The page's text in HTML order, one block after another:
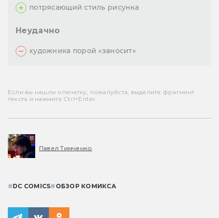
потрясающий стиль рисунка
Неудачно
художника порой «заносит»
Если вы нашли опечатку, пожалуйста, выделите фрагмент
текста и нажмите Ctrl+Enter.
Павел Тимченко
#DC COMICS# ОБЗОР КОМИКСА